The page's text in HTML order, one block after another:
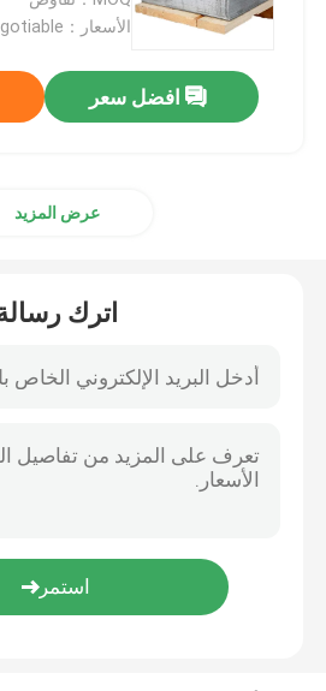
أنابيب الفولاذ المقاوم للصدأ غير
قضيب الأسلاك الفولاذية
قضيب قضيب الفولاذ المقاوم للصدأ
أنابيب سبائك الصلب
الأسعار：negotiable
افضل سعر
عرض المزيد
اترك